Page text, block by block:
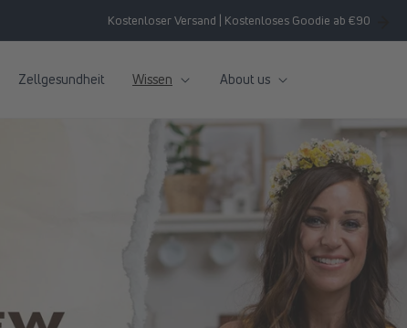
Kostenloser Versand | Kostenloses Goodie ab €90
Zellgesundheit Wissen About us